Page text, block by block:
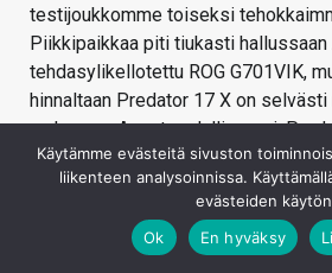
testijoukkomme toiseksi
Piikkipaikkaa piti tiukasti
tehdasylikellotettu ROG G701VIK,
hinnaltaan Predator 17 X on
maksavaa Asusta edullisempi.
ylikellottamaan esiasennetulla
tilassa suorituskyky parani testistä
Hyvän suorituskyvyn vastapainona
testijoukosta fyysesti suurin ja
Käytämme evästeitä sivuston
liikenteen analysoinnissa.
evästeiden
Ok
En hyväksy